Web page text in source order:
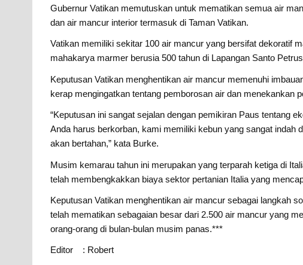
Gubernur Vatikan memutuskan untuk mematikan semua air
dan air mancur interior termasuk di Taman Vatikan.
Vatikan memiliki sekitar 100 air mancur yang bersifat dekoratif
mahakarya marmer berusia 500 tahun di Lapangan Santo
Keputusan Vatikan menghentikan air mancur memenuhi
kerap mengingatkan tentang pemborosan air dan menekankan
“Keputusan ini sangat sejalan dengan pemikiran Paus tentang
Anda harus berkorban, kami memiliki kebun yang sangat indah
akan bertahan,” kata Burke.
Musim kemarau tahun ini merupakan yang terparah ketiga di
telah membengkakkan biaya sektor pertanian Italia yang
Keputusan Vatikan menghentikan air mancur sebagai langkah
telah mematikan sebagaian besar dari 2.500 air mancur yang
orang-orang di bulan-bulan musim panas.***
Editor : Robert